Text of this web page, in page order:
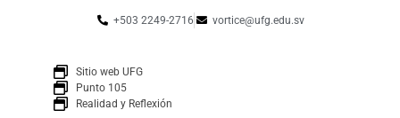
+503 2249-2716 vortice@ufg.edu.sv
Sitio web UFG
Punto 105
Realidad y Reflexión